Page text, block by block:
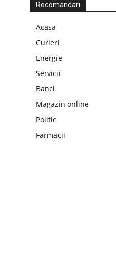
Recomandari
Acasa
Curieri
Energie
Servicii
Banci
Magazin online
Politie
Farmacii